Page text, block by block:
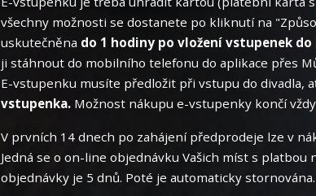
všechny možnosti se dostanete po kliknutí na
uskutečněna do 1 hodiny po vložení vstupenek do
ji stáhnout do mobilního telefonu do aplikace přes
E-vstupenku musíte předložit při vstupu do divadla,
vstupenka. Možnost nákupu e-vstupenky končí
V prvních 14 dnech po zahájení předprodeje lze v
Jedná se o on-line objednávku Vašich míst s
objednávky je 5 dnů. Poté je automaticky stornována.